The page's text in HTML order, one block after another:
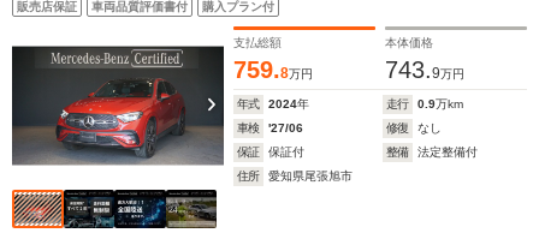
ージ ドライバーズパッケージ Burmesterサラウンド
サウンドシステム パノラミックスライディングルー
フ ETC
販売店保証 車両品質評価書付 購入プラン付
支払総額
759.8万円
本体価格
743.9万円
年式 2024年 走行 0.9万km
車検
'27/06 修復
なし
保証
保証付 整備
法定整備付
住所
愛知県尾張旭市